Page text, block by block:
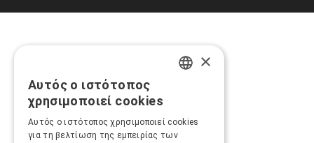
×
Αυτός ο ιστότοπος
χρησιμοποιεί cookies
Αυτός ο ιστότοπος χρησιμοποιεί cookies
για τη βελτίωση της εμπειρίας των